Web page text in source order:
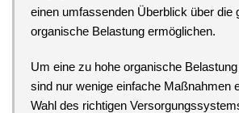
einen umfassenden Überblick über die
organische Belastung ermöglichen.
Um eine zu hohe organische
sind nur wenige einfache Maßnahmen
Wahl des richtigen